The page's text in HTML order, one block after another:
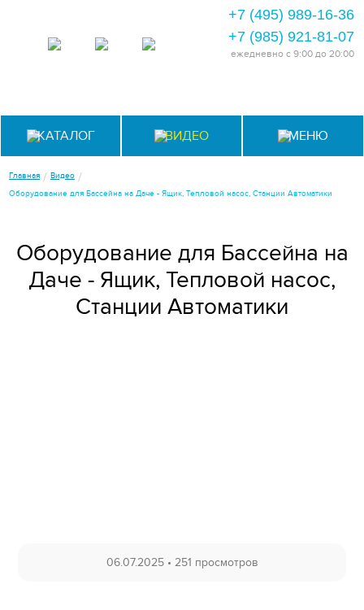
+7 (495) 989-16-36
+7 (985) 921-81-07
ежедневно с 9:00 до 20:00
КАТАЛОГ ВИДЕО МЕНЮ
Главная / Видео /
Оборудование для Бассейна на Даче - Ящик, Тепловой насос, Станции Автоматики
Оборудование для Бассейна на
Даче - Ящик, Тепловой насос,
Станции Автоматики
06.07.2025 • 251 просмотров